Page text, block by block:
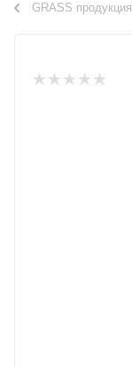
GRASS продукция